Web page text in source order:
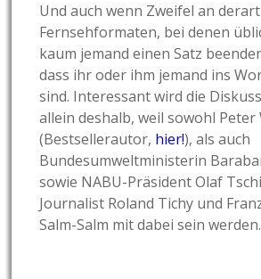
Und auch wenn Zweifel an
Fernsehformaten, bei denen
kaum jemand einen Satz
dass ihr oder ihm jemand ins
sind. Interessant wird die
allein deshalb, weil sowohl Peter
(Bestsellerautor, hier!), als auch
Bundesumweltministerin
sowie NABU-Präsident Olaf
Journalist Roland Tichy und
Salm-Salm mit dabei sein werden.